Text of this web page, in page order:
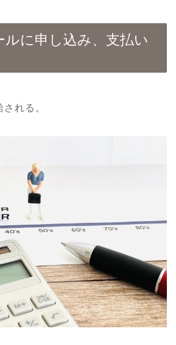
に申し込み、支払い
れる。